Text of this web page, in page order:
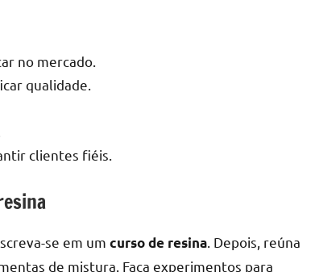
no mercado.
qualidade.
clientes fiéis.
se em um curso de resina . Depois, reúna
de mistura. Faça experimentos para